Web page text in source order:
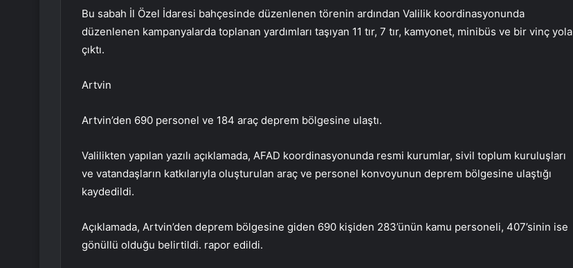
Bu sabah İl Özel İdaresi bahçesinde düzenlenen törenin ardından Valilik koordinasyonunda
düzenlenen kampanyalarda toplanan yardımları taşıyan 11 tır, 7 tır, kamyonet, minibüs ve bir vinç yola
çıktı.
Artvin
Artvin’den 690 personel ve 184 araç deprem bölgesine ulaştı.
Valilikten yapılan yazılı açıklamada, AFAD koordinasyonunda resmi kurumlar, sivil toplum kuruluşları
ve vatandaşların katkılarıyla oluşturulan araç ve personel konvoyunun deprem bölgesine ulaştığı
kaydedildi.
Açıklamada, Artvin’den deprem bölgesine giden 690 kişiden 283’ünün kamu personeli, 407’sinin ise
gönüllü olduğu belirtildi. rapor edildi.